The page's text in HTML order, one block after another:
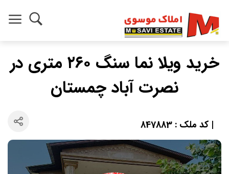
خرید ویلا نما سنگ ۲۶۰ متری در
نصرت آباد چمستان
| کد ملک : 847883